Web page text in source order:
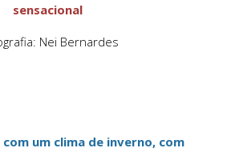
sensacional
Nei Bernardes
com um clima de inverno, com